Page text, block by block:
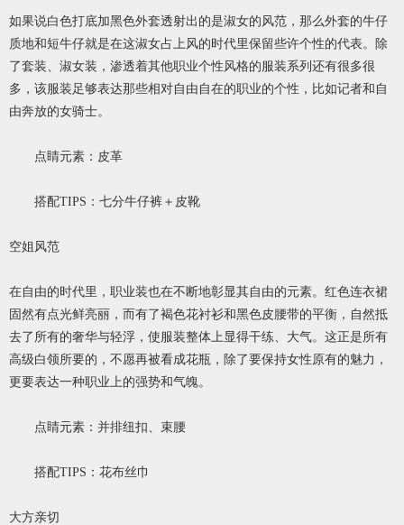
如果说白色打底加黑色外套透射出的是淑女的风范，那么外套的牛仔
质地和短牛仔就是在这淑女占上风的时代里保留些许个性的代表。除
了套装、淑女装，渗透着其他职业个性风格的服装系列还有很多很
多，该服装足够表达那些相对自由自在的职业的个性，比如记者和自
由奔放的女骑士。
点睛元素：皮革
搭配TIPS：七分牛仔裤＋皮靴
空姐风范
在自由的时代里，职业装也在不断地彰显其自由的元素。红色连衣裙
固然有点光鲜亮丽，而有了褐色花衬衫和黑色皮腰带的平衡，自然抵
去了所有的奢华与轻浮，使服装整体上显得干练、大气。这正是所有
高级白领所要的，不愿再被看成花瓶，除了要保持女性原有的魅力，
更要表达一种职业上的强势和气魄。
点睛元素：并排纽扣、束腰
搭配TIPS：花布丝巾
大方亲切